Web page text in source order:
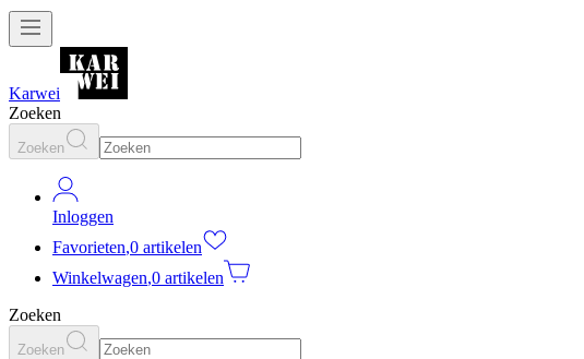
Karwei
Zoeken
Zoeken
Inloggen
Favorieten,0 artikelen
Winkelwagen,0 artikelen
Zoeken
Zoeken